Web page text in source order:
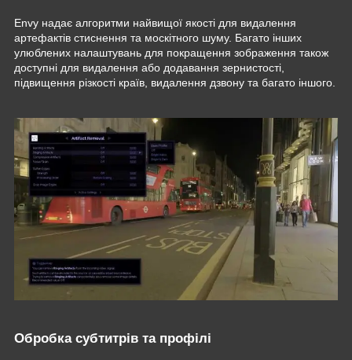
Envy надає алгоритми найвищої якості для видалення
артефактів стиснення та москітного шуму. Багато інших
улюблених налаштувань для покращення зображення також
доступні для видалення або додавання зернистості,
підвищення різкості країв, видалення дзвону та багато іншого.
Обробка субтитрів та профілі